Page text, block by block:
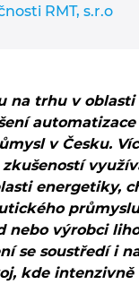
RMT, s.r.o
na trhu v oblasti
automatizace
v Česku.
energetiky,
nebo výrobci
se soustředí i
kde intenzivně